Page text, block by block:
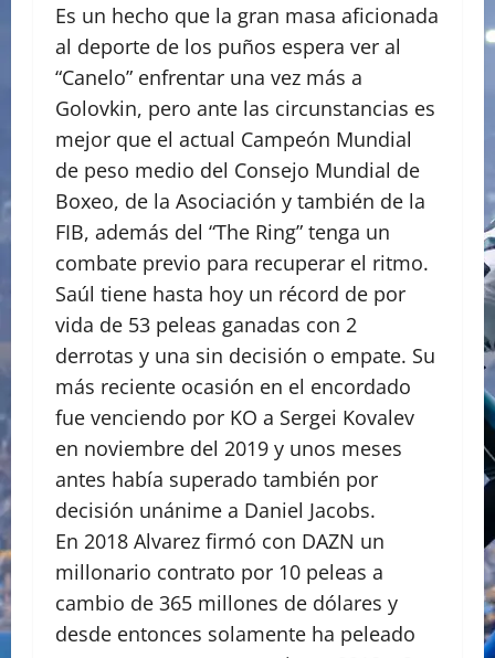
Es un hecho que la gran masa aficionada
al deporte de los puños espera ver al
“Canelo” enfrentar una vez más a
Golovkin, pero ante las circunstancias es
mejor que el actual Campeón Mundial
de peso medio del Consejo Mundial de
Boxeo, de la Asociación y también de la
FIB, además del “The Ring” tenga un
combate previo para recuperar el ritmo.
Saúl tiene hasta hoy un récord de por
vida de 53 peleas ganadas con 2
derrotas y una sin decisión o empate. Su
más reciente ocasión en el encordado
fue venciendo por KO a Sergei Kovalev
en noviembre del 2019 y unos meses
antes había superado también por
decisión unánime a Daniel Jacobs.
En 2018 Alvarez firmó con DAZN un
millonario contrato por 10 peleas a
cambio de 365 millones de dólares y
desde entonces solamente ha peleado